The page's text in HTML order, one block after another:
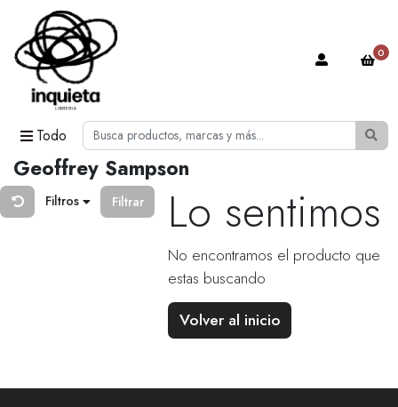
Todo
0
Geoffrey Sampson
Filtros Filtrar Lo sentimos
No encontramos el producto que
estas buscando
Volver al inicio